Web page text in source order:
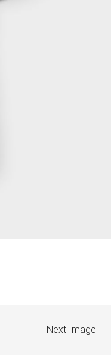
Next Image